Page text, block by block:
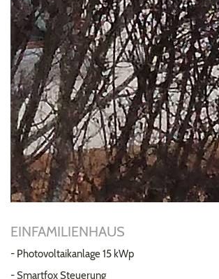
EINFAMILIENHAUS
- Photovoltaikanlage 15 kWp
- Smartfox Steuerung